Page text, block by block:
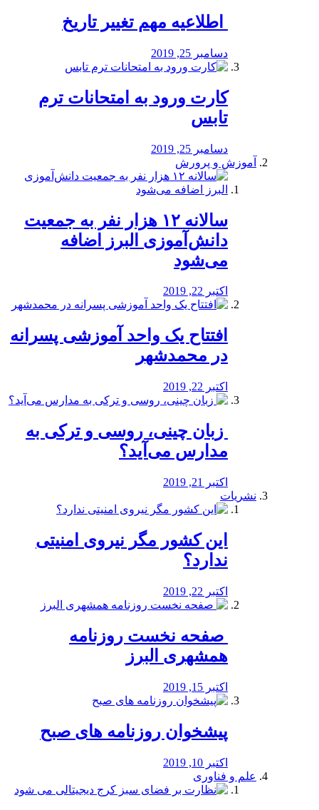
️ اطلاعیه مهم تغییر تاریخ
دسامبر 25, 2019
کارت ورود به امتحانات ترم
تابس
دسامبر 25, 2019
آموزش و پرورش
️سالانه ۱۲ هزار نفر به جمعیت
دانش‌آموزی البرز اضافه
می‌شود
اکتبر 22, 2019
افتتاح یک واحد آموزشی پسرانه
در محمدشهر
اکتبر 22, 2019
️ زبان چینی، روسی و ترکی به
مدارس می‌آید؟
اکتبر 21, 2019
نشریات
این کشور مگر نیروی امنیتی
ندارد؟
اکتبر 22, 2019
️ صفحه نخست روزنامه‌
همشهری البرز
اکتبر 15, 2019
پیشخوان روزنامه های صبح
اکتبر 10, 2019
علم و فناوری